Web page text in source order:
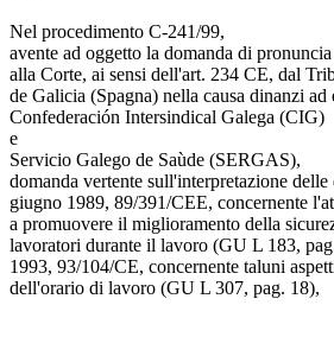
Nel procedimento C-241/99,
avente ad oggetto la domanda di
alla Corte, ai sensi dell'art. 234 CE, dal
de Galicia (Spagna) nella causa dinanzi ad
Confederación Intersindical Galega (CIG)
e
Servicio Galego de Saùde (SERGAS),
domanda vertente sull'interpretazione
giugno 1989, 89/391/CEE, concernente
a promuovere il miglioramento della
lavoratori durante il lavoro (GU L 183,
1993, 93/104/CE, concernente taluni
dell'orario di lavoro (GU L 307, pag. 18),